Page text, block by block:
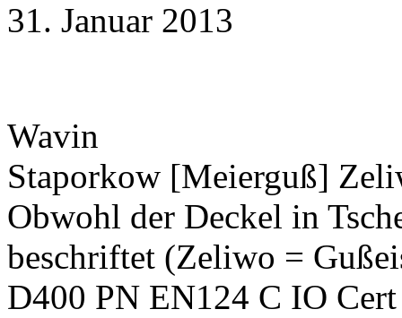
31. Januar 2013
Wavin
Staporkow [Meierguß]
Obwohl der Deckel in
beschriftet (Zeliwo =
D400 PN EN124 C IO Cert